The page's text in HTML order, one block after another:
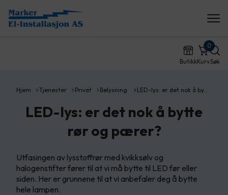
ButikkKurv
0
Søk
Hjem Tjenester Privat Belysning LED-lys: er det nok å by…
LED-lys: er det nok å bytte
rør og pærer?
Utfasingen av lysstoffrør med kvikksølv og
halogenstifter fører til at vi må bytte til LED før eller
siden. Her er grunnene til at vi anbefaler deg å bytte
hele lampen.